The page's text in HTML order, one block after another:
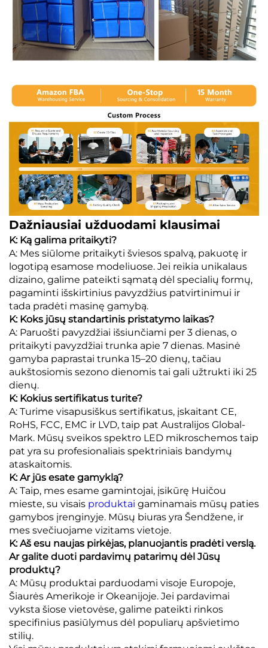
Dažniausiai užduodami klausimai
K: Ką galima pritaikyti?
A: Mes siūlome pritaikyti šviesos spalvą, pakuotę ir
logotipą esamose modeliuose. Jei reikia unikalaus
dizaino, galime pateikti sąmatą dėl specialių formų,
pagaminti išskirtinius pavyzdžius patvirtinimui ir
tada pradėti masinę gamybą.
K: Koks jūsų standartinis pristatymo laikas?
A: Paruošti pavyzdžiai išsiunčiami per 3 dienas, o
pritaikyti pavyzdžiai trunka apie 7 dienas. Masinė
gamyba paprastai trunka 15–20 dienų, tačiau
aukštosiomis sezono dienomis tai gali užtrukti iki 25
dienų.
K: Kokius sertifikatus turite?
A: Turime visapusiškus sertifikatus, įskaitant CE,
RoHS, FCC, EMC ir LVD, taip pat Australijos Global-
Mark. Mūsų sveikos spektro LED mikroschemos taip
pat yra su profesionaliais spektriniais bandymų
ataskaitomis.
K: Ar jūs esate gamyklą?
A: Taip, mes esame gamintojai, įsikūrę Huičou
mieste, su visais produktai gaminamais mūsų paties
gamybos įrenginyje. Mūsų biuras yra Šendžene, ir
mes svečiuojame vizitams vietoje.
K: Aš esu naujas pirkėjas, planuojantis pradėti verslą.
Ar galite duoti pardavimų patarimų dėl Jūsų
produktų?
A: Mūsų produktai parduodami visoje Europoje,
Šiaurės Amerikoje ir Okeanijoje. Jei pardavimai
vyksta šiose vietovėse, galime pateikti rinkos
specifinius pasiūlymus dėl populiarų apšvietimo
stilių.